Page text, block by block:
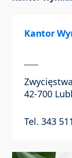
Kantor
42-700
Tel. 343